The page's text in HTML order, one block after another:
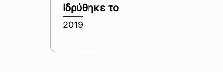
Ιδρύθηκε το
2019